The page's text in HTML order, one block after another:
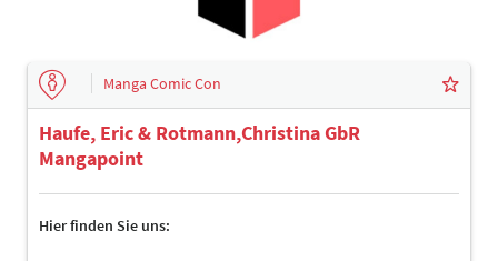
Manga Comic Con
Haufe, Eric & Rotmann,Christina GbR
Mangapoint
Hier finden Sie uns: